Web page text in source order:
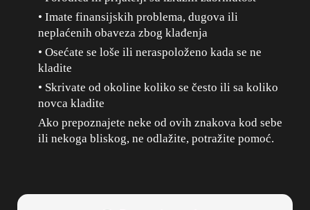
• Imate finansijskih problema, dugova ili
neplaćenih obaveza zbog klađenja
• Osećate se loše ili neraspoloženo kada se ne
kladite
• Skrivate od okoline koliko se često ili sa koliko
novca kladite
Ako prepoznajete neke od ovih znakova kod sebe
ili nekoga bliskog, ne odlažite, potražite pomoć.